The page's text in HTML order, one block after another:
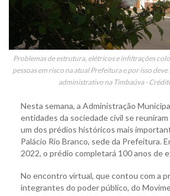
Problemas de estrutura, elétricos e infiltrações
pessoas em risco na atual Prefeitura e por isso
administrativo na Timbaúva -
Nesta semana, a Administração
entidades da sociedade civil se
um dos prédios históricos mais
Palácio Rio Branco, sede da Prefeitura.
2022, o prédio completará 100 anos de
No encontro virtual, que contou com a
integrantes do poder público, do